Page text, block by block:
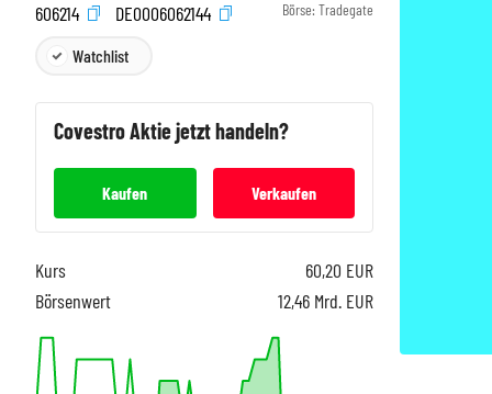
606214
DE0006062144 Börse: Tradegate
Watchlist
CovestroAktie jetzt handeln?
Kaufen Verkaufen
Kurs 60,20 EUR
Börsenwert
12,46 Mrd. EUR